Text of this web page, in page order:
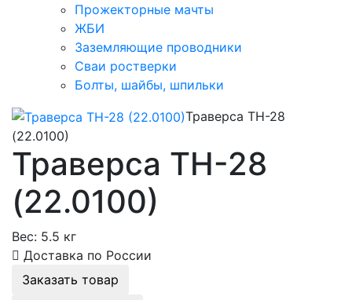
Прожекторные мачты
ЖБИ
Заземляющие проводники
Сваи ростверки
Болты, шайбы, шпильки
Траверса ТН-28
(22.0100)
Траверса ТН-28
(22.0100)
Вес: 5.5 кг
Доставка по России
Заказать товар